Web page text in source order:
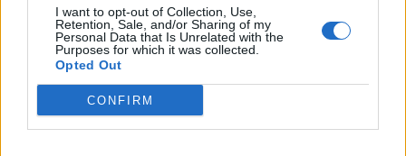
I want to opt-out of Collection, Use,
Retention, Sale, and/or Sharing of my
Personal Data that Is Unrelated with the
Purposes for which it was collected.
Opted Out
CONFIRM
Leonardo Maria Del Vecchio dall'ex compagna
in ospedale. Le dichiarazioni ai giornalisti